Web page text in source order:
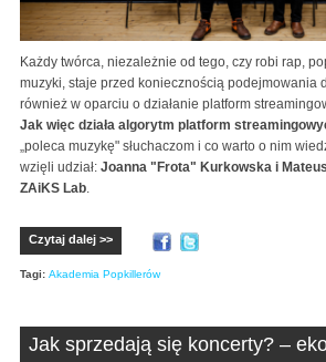
Każdy twórca, niezależnie od tego, czy robi rap,
muzyki, staje przed koniecznością podejmowania
również w oparciu o działanie platform
Jak więc działa algorytm platform
„poleca muzykę" słuchaczom i co warto o nim
wzięli udział: Joanna "Frota" Kurkowska i
ZAiKS Lab
Czytaj dalej >>
Tagi: Akademia Popkillerów
Jak sprzedają się koncerty? –